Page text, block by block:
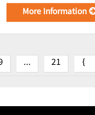
More Information
... 21